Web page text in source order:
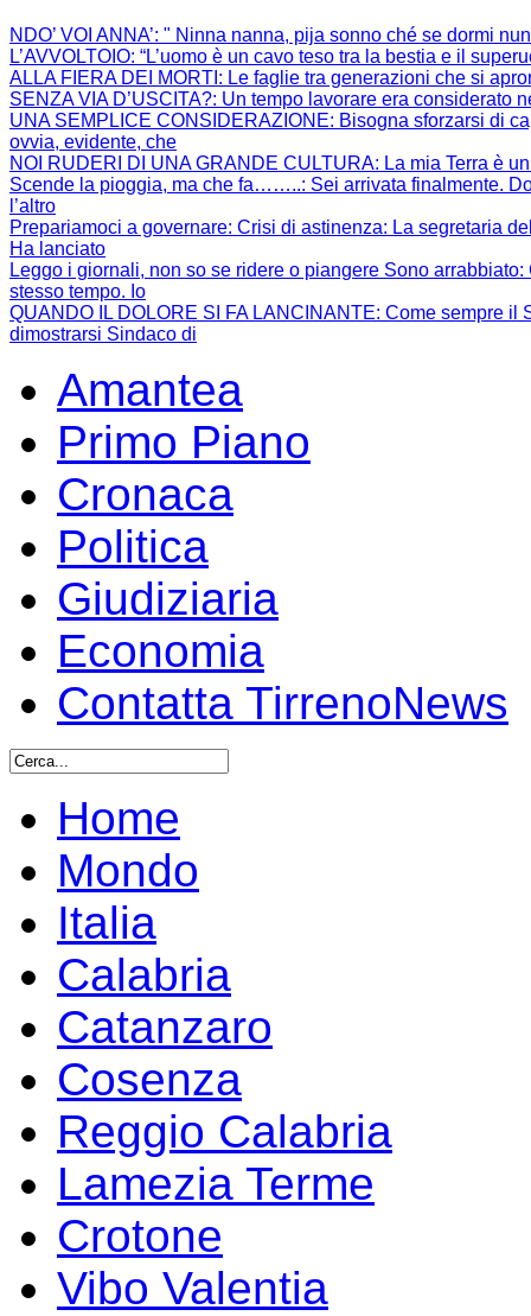
NDO’ VOI ANNA’: " Ninna nanna, pija sonno ché se dormi
L’AVVOLTOIO: “L’uomo è un cavo teso tra la bestia e il
ALLA FIERA DEI MORTI : Le faglie tra generazioni che si
SENZA VIA D’USCITA?: Un tempo lavorare era considerato
UNA SEMPLICE CONSIDERAZIONE: Bisogna sforzarsi di
ovvia, evidente, che
NOI RUDERI DI UNA GRANDE CULTURA: La mia Terra è
Scende la pioggia, ma che fa……..: Sei arrivata finalmente.
l’altro
Prepariamoci a governare: Crisi di astinenza: La segretaria
Ha lanciato
Leggo i giornali, non so se ridere o piangere Sono arrabbiato:
stesso tempo. Io
QUANDO IL DOLORE SI FA LANCINANTE: Come sempre il
dimostrarsi Sindaco di
Amantea
Primo Piano
Cronaca
Politica
Giudiziaria
Economia
Contatta TirrenoNews
Home
Mondo
Italia
Calabria
Catanzaro
Cosenza
Reggio Calabria
Lamezia Terme
Crotone
Vibo Valentia